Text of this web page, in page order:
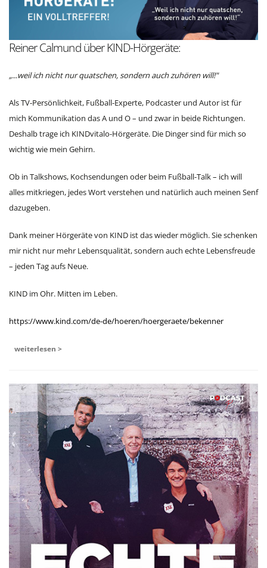
Reiner Calmund über KIND-Hörgeräte:
„...weil ich nicht nur quatschen, sondern auch zuhören will!"
Als TV-Persönlichkeit, Fußball-Experte, Podcaster und Autor ist für
mich Kommunikation das A und O – und zwar in beide Richtungen.
Deshalb trage ich KINDvitalo-Hörgeräte. Die Dinger sind für mich so
wichtig wie mein Gehirn.
Ob in Talkshows, Kochsendungen oder beim Fußball-Talk – ich will
alles mitkriegen, jedes Wort verstehen und natürlich auch meinen Senf
dazugeben.
Dank meiner Hörgeräte von KIND ist das wieder möglich. Sie schenken
mir nicht nur mehr Lebensqualität, sondern auch echte Lebensfreude
– jeden Tag aufs Neue.
KIND im Ohr. Mitten im Leben.
https://www.kind.com/de-de/hoeren/hoergeraete/bekenner
weiterlesen >